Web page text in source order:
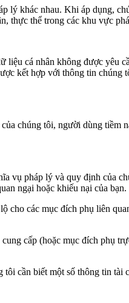
lý khác nhau. Khi áp dụng,
thực thể trong các khu vực
cá nhân không được yêu
kết hợp với thông tin chúng
chúng tôi, người dùng tiềm
vụ pháp lý và quy định của
ngại hoặc khiếu nại của bạn.
cho các mục đích phụ liên
cấp (hoặc mục đích phụ
cần biết một số thông tin tài